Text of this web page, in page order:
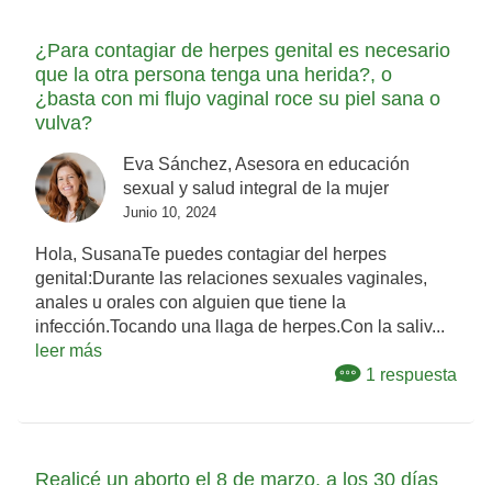
¿Para contagiar de herpes genital es necesario
que la otra persona tenga una herida?, o
¿basta con mi flujo vaginal roce su piel sana o
vulva?
Eva Sánchez, Asesora en educación
sexual y salud integral de la mujer
Junio 10, 2024
Hola, SusanaTe puedes contagiar del herpes
genital:Durante las relaciones sexuales vaginales,
anales u orales con alguien que tiene la
infección.Tocando una llaga de herpes.Con la saliv...
leer más
1 respuesta
Realicé un aborto el 8 de marzo, a los 30 días